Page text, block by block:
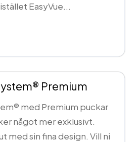
EasyVue...
Premium
med Premium puckar
något mer exklusivt.
med sin fina design. Vill ni